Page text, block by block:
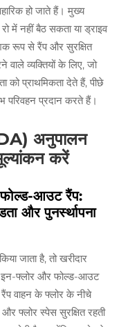
हो जाते हैं। मुख्य
में नहीं बैठ सकता या ड्राइव
रूप से रैंप और सुरक्षित
वाले व्यक्तियों के लिए, जो
को प्राथमिकता देते हैं, पीछे
प्रदान करते हैं।
अनुपालन
करें
फोल्ड-आउट रैंप:
और पुनर्स्थापना
जाता है, तो खरीदार
इन-फ्लोर और फोल्ड-आउट
वाहन के फ्लोर के नीचे
फ्लोर स्पेस सुरक्षित रहती